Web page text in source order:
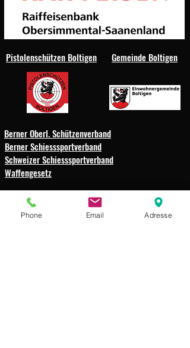
Pistolenschützen Boltigen Gemeinde Boltigen
Berner Oberl. Schützenverband
Berner Schiesssportverband
Schweizer Schiesssportverband
Waffengesetz
Schützengesellschaft
Weissenbach-Boltigen
Phone Email Adresse